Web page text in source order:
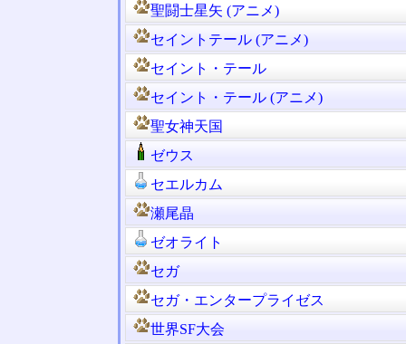
聖闘士星矢 (アニメ)
セイントテール (アニメ)
セイント・テール
セイント・テール (アニメ)
聖女神天国
ゼウス
セエルカム
瀬尾晶
ゼオライト
セガ
セガ・エンタープライゼス
世界SF大会